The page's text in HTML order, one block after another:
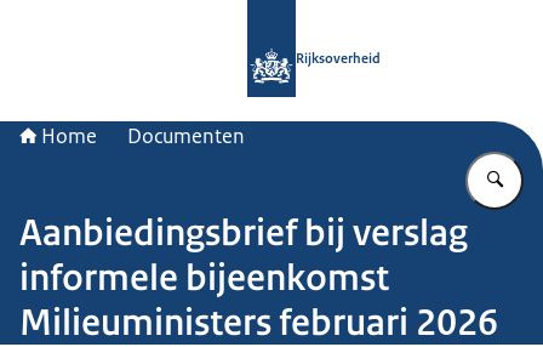
Rijksoverheid
Home Documenten
Aanbiedingsbrief bij verslag
informele bijeenkomst
Milieuministers februari 2026